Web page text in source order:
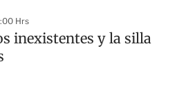
Hrs
inexistentes y la silla